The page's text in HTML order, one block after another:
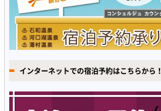
インターネットでの宿泊予約はこちらから！